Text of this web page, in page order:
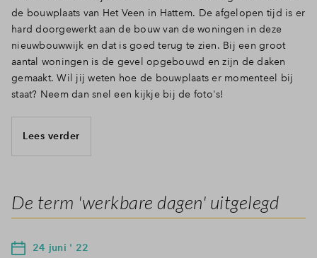
de bouwplaats van Het Veen in Hattem. De afgelopen tijd is er
hard doorgewerkt aan de bouw van de woningen in deze
nieuwbouwwijk en dat is goed terug te zien. Bij een groot
aantal woningen is de gevel opgebouwd en zijn de daken
gemaakt. Wil jij weten hoe de bouwplaats er momenteel bij
staat? Neem dan snel een kijkje bij de foto's!
Lees verder
De term 'werkbare dagen' uitgelegd
24 juni ' 22